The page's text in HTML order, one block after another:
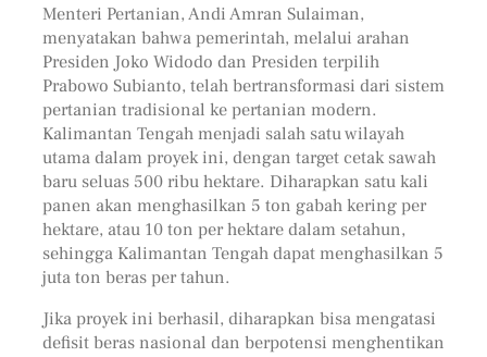
Menteri Pertanian, Andi Amran Sulaiman,
menyatakan bahwa pemerintah, melalui arahan
Presiden Joko Widodo dan Presiden terpilih
Prabowo Subianto, telah bertransformasi dari sistem
pertanian tradisional ke pertanian modern.
Kalimantan Tengah menjadi salah satu wilayah
utama dalam proyek ini, dengan target cetak sawah
baru seluas 500 ribu hektare. Diharapkan satu kali
panen akan menghasilkan 5 ton gabah kering per
hektare, atau 10 ton per hektare dalam setahun,
sehingga Kalimantan Tengah dapat menghasilkan 5
juta ton beras per tahun.
Jika proyek ini berhasil, diharapkan bisa mengatasi
defisit beras nasional dan berpotensi menghentikan